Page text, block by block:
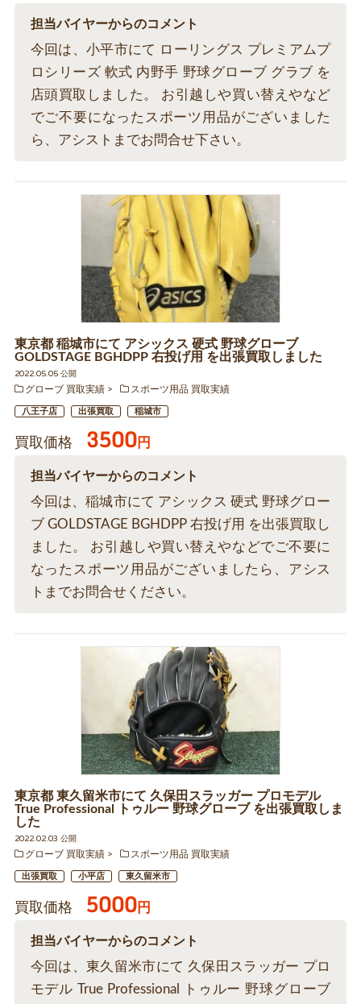
担当バイヤーからのコメント
今回は、小平市にて ローリングス プレミアムプ
ロシリーズ 軟式 内野手 野球グローブ グラブ を
店頭買取しました。 お引越しや買い替えやなど
でご不要になったスポーツ用品がございました
ら、アシストまでお問合せ下さい。
東京都 稲城市にて アシックス 硬式 野球グローブ
GOLDSTAGE BGHDPP 右投げ用 を出張買取しました
2022.05.05 公開
グローブ 買取実績
スポーツ用品 買取実績
八王子店 出張買取 稲城市
買取価格 3500円
担当バイヤーからのコメント
今回は、稲城市にて アシックス 硬式 野球グロー
ブ GOLDSTAGE BGHDPP 右投げ用 を出張買取し
ました。 お引越しや買い替えやなどでご不要に
なったスポーツ用品がございましたら、アシス
トまでお問合せください。
東京都 東久留米市にて 久保田スラッガー プロモデル
True Professional トゥルー 野球グローブ を出張買取しま
した
2022.02.03 公開
グローブ 買取実績
スポーツ用品 買取実績
出張買取 小平店 東久留米市
買取価格 5000円
担当バイヤーからのコメント
今回は、東久留米市にて 久保田スラッガー プロ
モデル True Professional トゥルー 野球グローブ